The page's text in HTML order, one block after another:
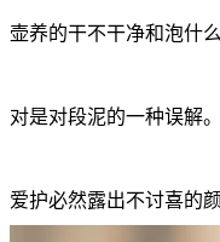
壶养的干不干净和泡什
对是对段泥的一种误解
爱护必然露出不讨喜的颜